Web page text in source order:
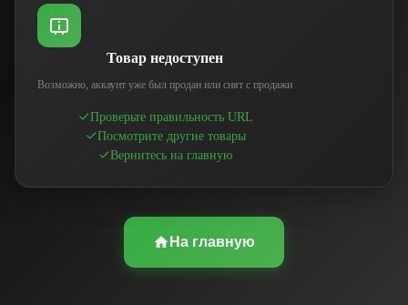
Товар недоступен
Возможно, аккаунт уже был продан или снят с продажи
Проверьте правильность URL
Посмотрите другие товары
Вернитесь на главную
На главную